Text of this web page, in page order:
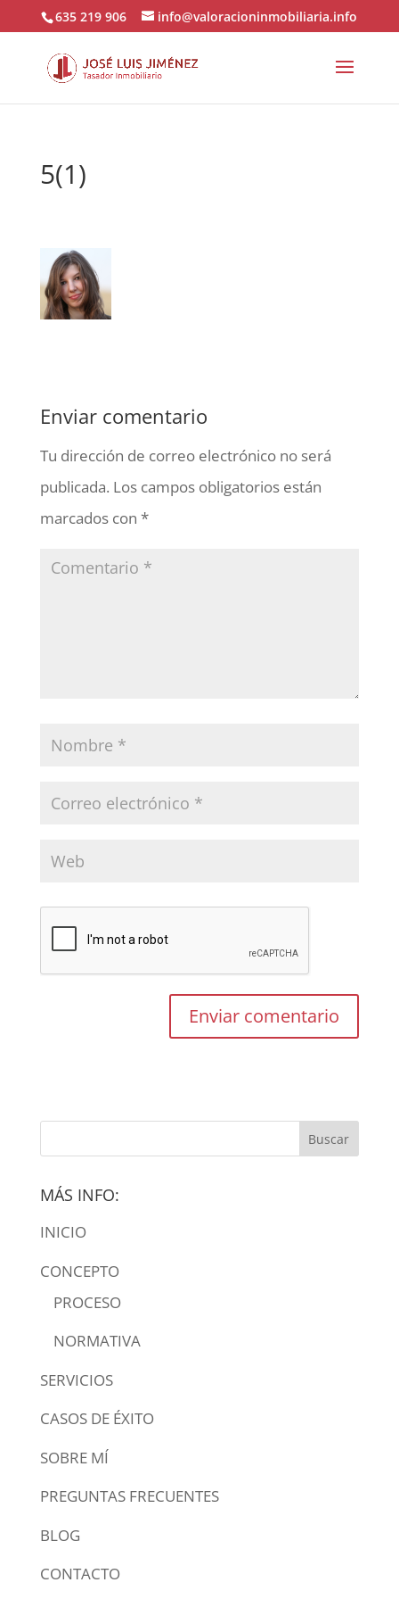
635 219 906 info@valoracioninmobiliaria.info
5(1)
Enviar comentario
Tu dirección de correo electrónico no será
publicada. Los campos obligatorios están
marcados con *
MÁS INFO:
INICIO
CONCEPTO
PROCESO
NORMATIVA
SERVICIOS
CASOS DE ÉXITO
SOBRE MÍ
PREGUNTAS FRECUENTES
BLOG
CONTACTO